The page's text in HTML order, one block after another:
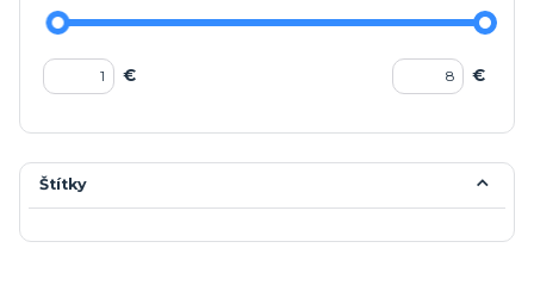
€ €
Štítky